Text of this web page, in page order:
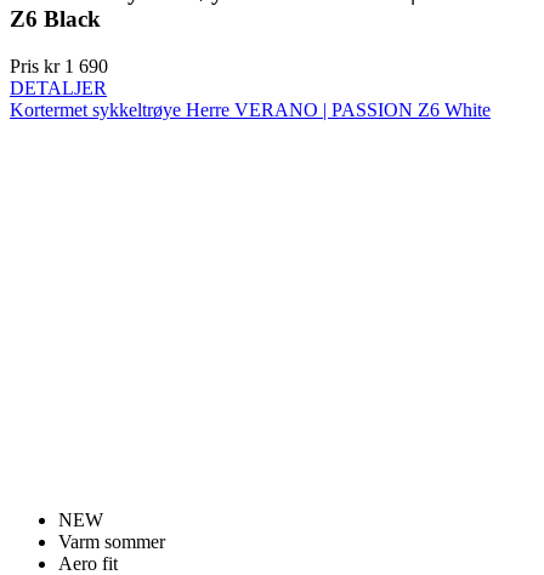
Z6 Black
Pris kr 1 690
DETALJER
Kortermet sykkeltrøye Herre VERANO | PASSION Z6 White
NEW
Varm sommer
Aero fit